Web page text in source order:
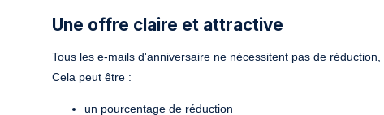
Une offre claire et attractive
Tous les e-mails d'anniversaire ne nécessitent pas de
Cela peut être :
un pourcentage de réduction